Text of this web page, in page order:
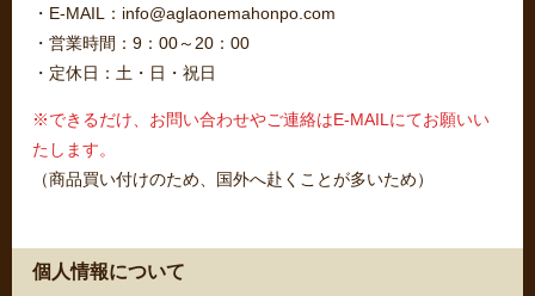
・E-MAIL：info@aglaonemahonpo.com
・営業時間：9：00～20：00
・定休日：土・日・祝日
※できるだけ、お問い合わせやご連絡はE-MAILにてお願いい
たします。
（商品買い付けのため、国外へ赴くことが多いため）
個人情報について